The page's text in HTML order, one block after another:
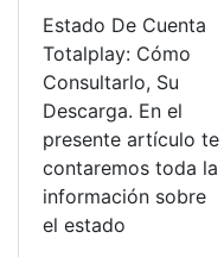
Estado De Cuenta
Totalplay: Cómo
Consultarlo, Su
Descarga. En el
presente artículo te
contaremos toda la
información sobre
el estado